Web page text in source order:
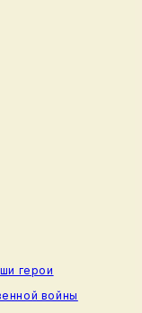
герои
войны